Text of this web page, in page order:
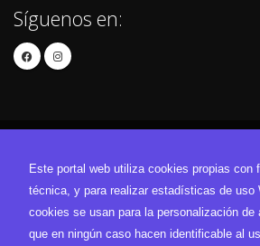
Este portal web utiliza cookies propias con
técnica, y para realizar estadísticas de uso
cookies se usan para la personalización de
que en ningún caso hacen identificable al
Síguenos en:
Contacto Aviso Legal